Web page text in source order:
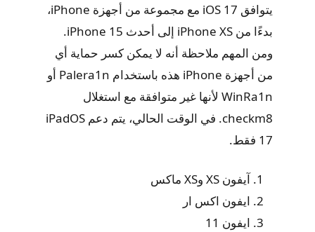
يتوافق iOS 17 مع مجموعة من أجهزة iPhone،
بدءًا من iPhone XS إلى أحدث iPhone 15.
ومن المهم ملاحظة أنه لا يمكن كسر حماية أي
من أجهزة iPhone هذه باستخدام Palera1n أو
WinRa1n لأنها غير متوافقة مع استغلال
checkm8. في الوقت الحالي، يتم دعم iPadOS
17 فقط.
آيفون XS وXS ماكس
ايفون اكس ار
ايفون 11